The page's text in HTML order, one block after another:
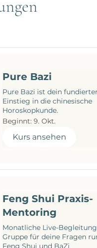
Pure Bazi
Pure Bazi ist dein
Einstieg in die chinesische
Horoskopkunde.
Beginnt: 9. Okt.
Kurs ansehen
Feng Shui Praxis-
Mentoring
Monatliche Live-
Gruppe für deine Fragen
Feng Shui und BaZi